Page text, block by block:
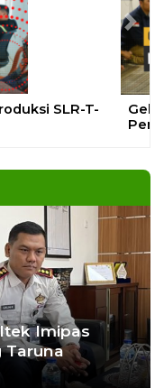
Pastikan Kawal
Pembangunan
Probolinggo
Terancam
Klimatologi,
tujuh dari
Nahkodai KNPI